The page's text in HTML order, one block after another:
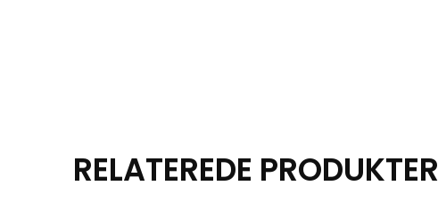
RELATEREDE PRODUKTER